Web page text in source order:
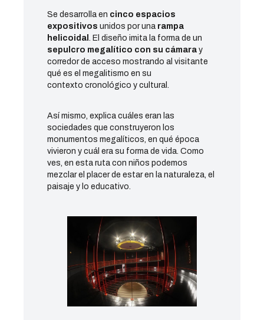
Se desarrolla en cinco espacios
expositivos unidos por una rampa
helicoidal . El diseño imita la forma de un
sepulcro megalítico con su cámara y
corredor de acceso mostrando al visitante
qué es el megalitismo en su
contexto cronológico y cultural.
Así mismo, explica cuáles eran las
sociedades que construyeron los
monumentos megalíticos, en qué época
vivieron y cuál era su forma de vida. Como
ves, en esta ruta con niños podemos
mezclar el placer de estar en la naturaleza, el
paisaje y lo educativo.